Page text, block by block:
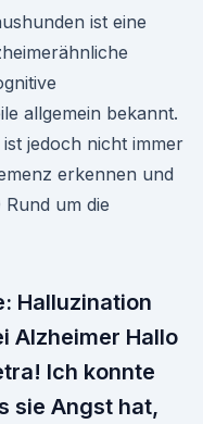
ist eine
allgemein bekannt.
jedoch nicht immer
erkennen und
um die
Halluzination
Alzheimer Hallo
Ich konnte
sie Angst hat,